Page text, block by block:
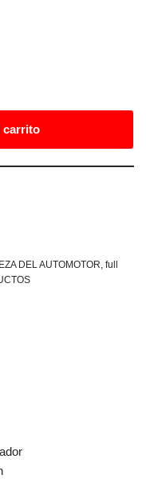
carrito
DEL AUTOMOTOR, full